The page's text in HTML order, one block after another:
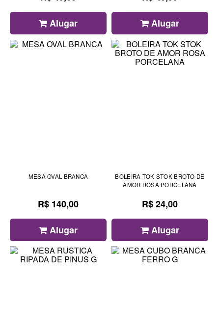
Alugar Alugar
MESA OVAL BRANCA
R$ 140,00
Alugar
BOLEIRA TOK STOK BROTO DE
AMOR ROSA PORCELANA
R$ 24,00
Alugar